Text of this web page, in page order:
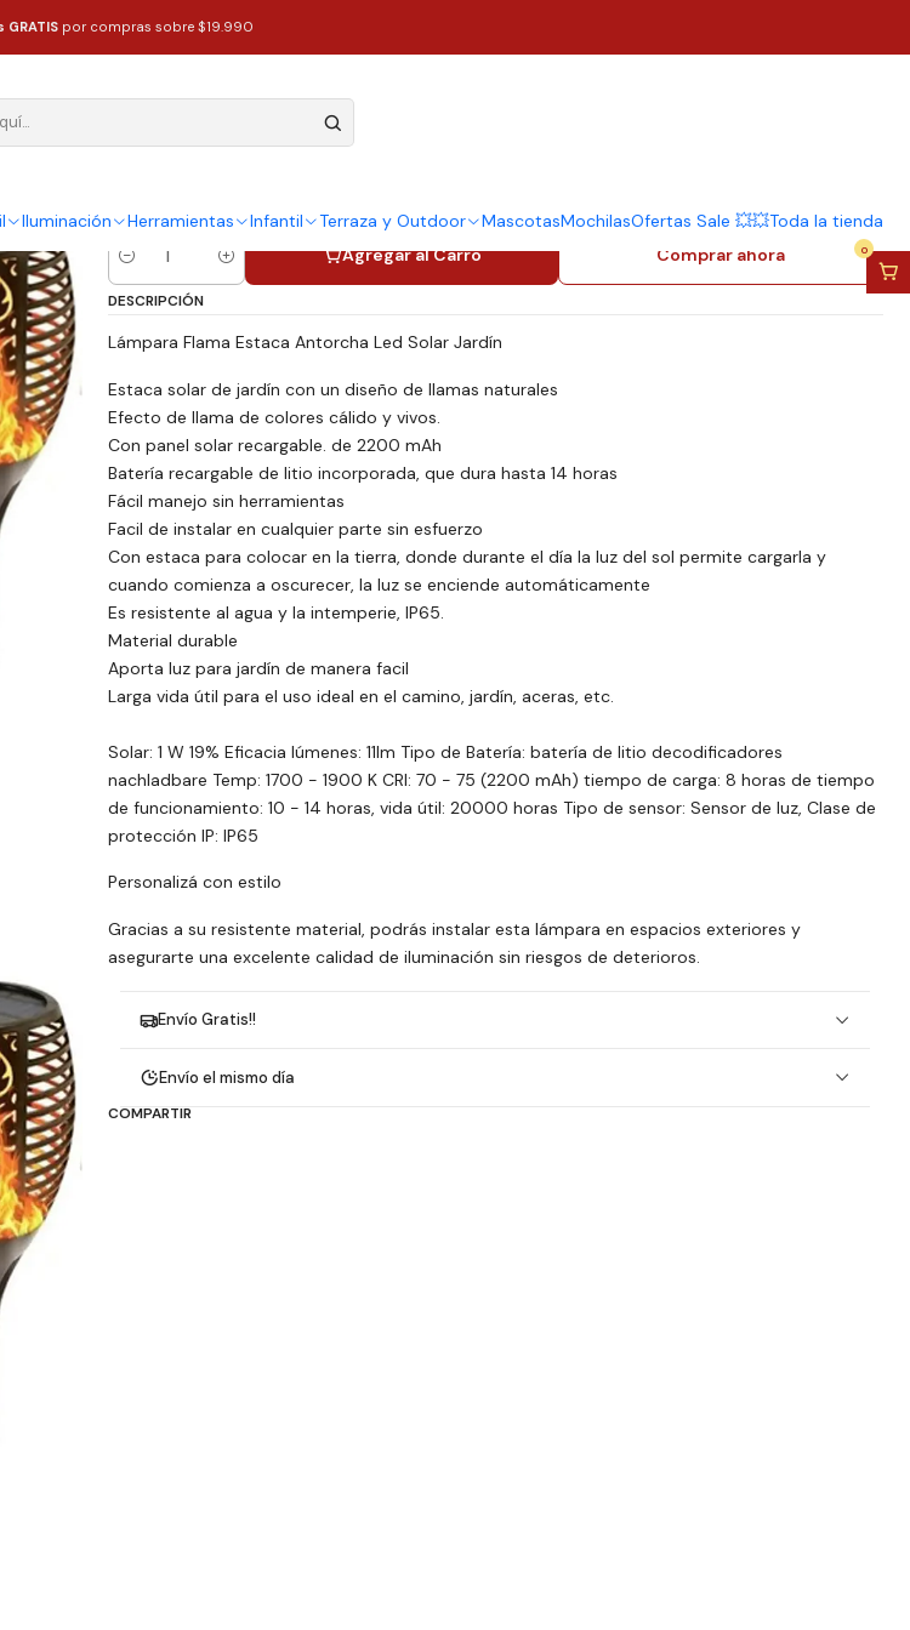
Iluminación Herramientas Infantil Terraza y Outdoor MascotasMochilasOfertas Sale 💥💥Toda la tienda
0
GRATIS por compras sobre $19.990
Impermeables Pequeñas 52cm
| Pack X4 Lampara Solar Led Flama
Antorcha Estaca Impermeables
Cantidad
Agregar al Carro Comprar ahora
DESCRIPCIÓN
Lámpara Flama Estaca Antorcha Led Solar Jardín
Estaca solar de jardín con un diseño de llamas naturales
Efecto de llama de colores cálido y vivos.
Con panel solar recargable. de 2200 mAh
Batería recargable de litio incorporada, que dura hasta 14 horas
Fácil manejo sin herramientas
Facil de instalar en cualquier parte sin esfuerzo
Con estaca para colocar en la tierra, donde durante el día la luz del sol permite cargarla y
cuando comienza a oscurecer, la luz se enciende automáticamente
Es resistente al agua y la intemperie, IP65.
Material durable
Aporta luz para jardín de manera facil
Larga vida útil para el uso ideal en el camino, jardín, aceras, etc.
Solar: 1 W 19% Eficacia lúmenes: 11lm Tipo de Batería: batería de litio decodificadores
nachladbare Temp: 1700 - 1900 K CRI: 70 - 75 (2200 mAh) tiempo de carga: 8 horas de tiempo
de funcionamiento: 10 - 14 horas, vida útil: 20000 horas Tipo de sensor: Sensor de luz, Clase de
protección IP: IP65
Personalizá con estilo
Gracias a su resistente material, podrás instalar esta lámpara en espacios exteriores y
asegurarte una excelente calidad de iluminación sin riesgos de deterioros.
Envío Gratis!!
Envío el mismo día
COMPARTIR